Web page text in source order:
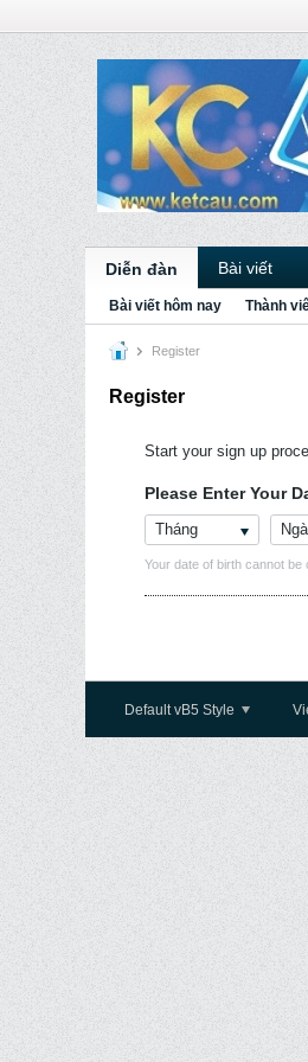
Diễn đàn Bài viết
Bài viết hôm nay Thành
Register
Register
Start your sign up
Please Enter Your
Tháng
Your date of birth cannot be
Default vB5 Style